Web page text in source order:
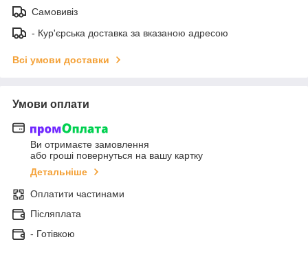
Самовивіз
- Кур'єрська доставка за вказаною адресою
Всі умови доставки
Умови оплати
Ви отримаєте замовлення
або гроші повернуться на вашу картку
Детальніше
Оплатити частинами
Післяплата
- Готівкою